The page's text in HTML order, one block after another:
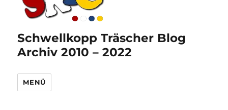
Schwellkopp Träscher Blog
Archiv 2010 – 2022
MENÜ